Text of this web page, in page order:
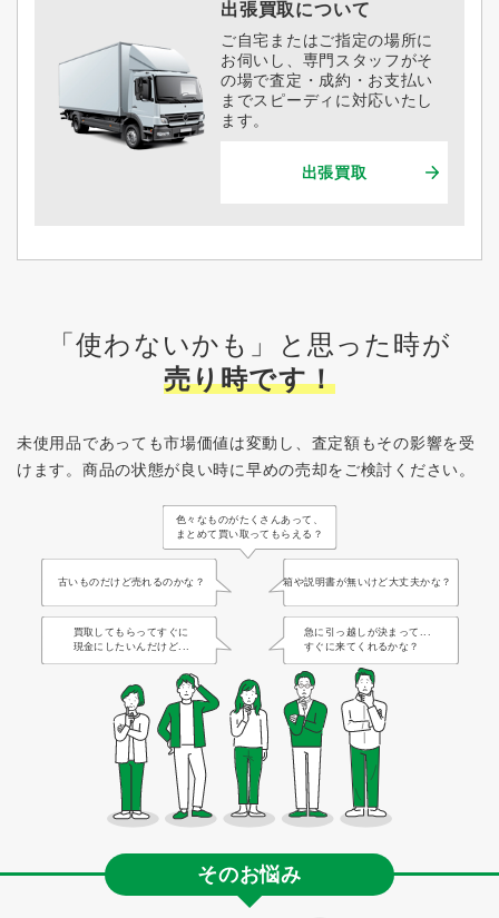
出張買取について
ご自宅またはご指定の場所に
お伺いし、専門スタッフがそ
の場で査定・成約・お支払い
までスピーディに対応いたし
ます。
出張買取
「使わないかも」と思った時が
売り時です！
未使用品であっても市場価値は変動し、査定額もその影響を受
けます。 商品の状態が良い時に早めの売却をご検討ください。
色々なものがたくさんあって、
まとめて買い取ってもらえる？
古いものだけど売れるのかな？ 箱や説明書が無いけど大丈夫かな？
買取してもらってすぐに
現金にしたいんだけど...
急に引っ越しが決まって...
すぐに来てくれるかな？
そのお悩み